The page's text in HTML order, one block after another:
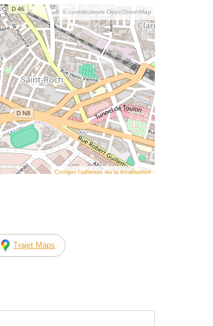
© contributeurs OpenStreetMap
Corriger l’adresse ou la localisation
Trajet Maps